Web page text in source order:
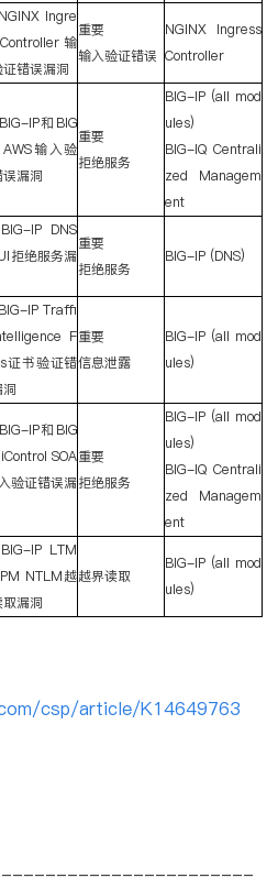
Ingre
输
证错误漏洞
重要
输入验证错误
NGINX Ingress
Controller
IP和 BIG
输入验
漏洞
重要
拒绝服务
BIG-IP (all mod
ules)
BIG-IQ Centrali
zed Managem
ent
IP DNS
拒绝服务漏
重要
拒绝服务
BIG-IP (DNS)
IP Traffi
F
证书验证错
重要
信息泄露
BIG-IP (all mod
ules)
IP和 BIG
SOA
验证错误漏
重要
拒绝服务
BIG-IP (all mod
ules)
BIG-IQ Centrali
zed Managem
ent
IP LTM
NTLM越
漏洞
越界读取
BIG-IP (all mod
ules)
csp/article/K14649763